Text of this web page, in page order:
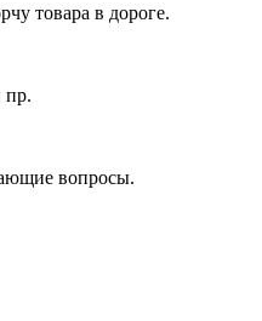
товара в дороге.
пр.
вопросы.